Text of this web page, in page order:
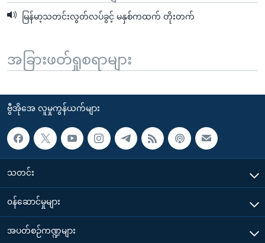
မြန်မာ့သတင်းလွတ်လပ်ခွင့် မနှစ်ကထက် တိုးတက်
အခြားဖတ်ရှုစရာများ
ဗွီအိုအေ လူမှုကွန်ယက်များ
သတင်း
၀န်ဆောင်မှုများ
အပတ်စဉ်ကဏ္ဍများ